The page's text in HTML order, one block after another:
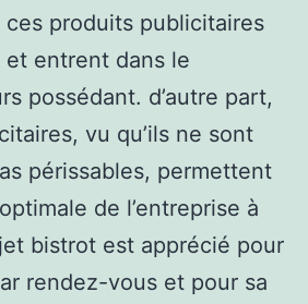
produits publicitaires
entrent dans le
possédant. d’autre part,
vu qu’ils ne sont
périssables, permettent
de l’entreprise à
bistrot est apprécié pour
rendez-vous et pour sa